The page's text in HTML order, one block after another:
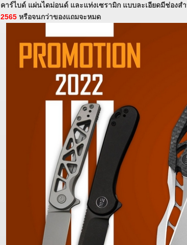
คาร์ไบด์ แผ่นไดม่อนด์ และแท่งเซรามิก แบบละเอียดมีช่องส
2565 หรือจนกว่าของแถมจะหมด